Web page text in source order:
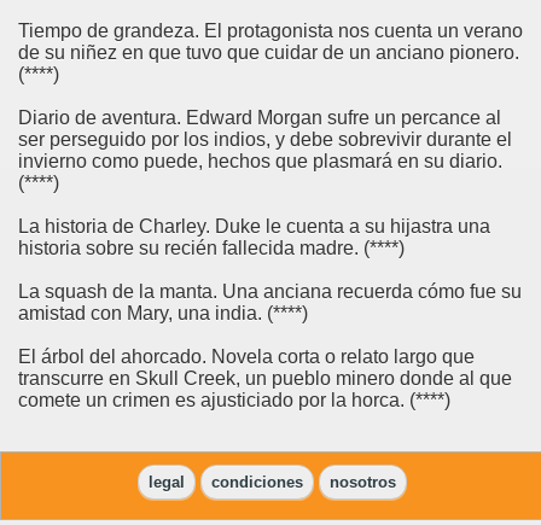
Tiempo de grandeza. El protagonista nos cuenta un verano
de su niñez en que tuvo que cuidar de un anciano pionero.
(****)
Diario de aventura. Edward Morgan sufre un percance al
ser perseguido por los indios, y debe sobrevivir durante el
invierno como puede, hechos que plasmará en su diario.
(****)
La historia de Charley. Duke le cuenta a su hijastra una
historia sobre su recién fallecida madre. (****)
La squash de la manta. Una anciana recuerda cómo fue su
amistad con Mary, una india. (****)
El árbol del ahorcado. Novela corta o relato largo que
transcurre en Skull Creek, un pueblo minero donde al que
comete un crimen es ajusticiado por la horca. (****)
legal condiciones nosotros